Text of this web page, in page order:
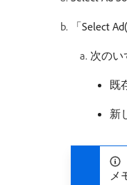
「Select
次のい
既
新
メ